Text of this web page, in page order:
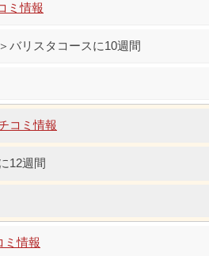
ミ情報
バリスタコースに10週間
コミ情報
12週間
ミ情報